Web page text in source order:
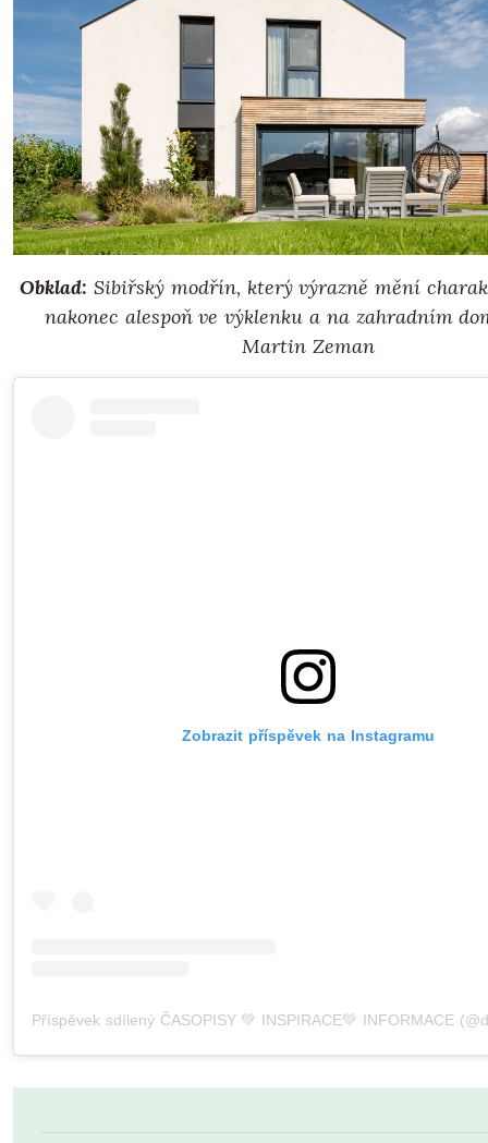
Obklad: Sibiřský modřín, který výrazně mění
nakonec alespoň ve výklenku a na zahradním
Martin Zeman
Zobrazit příspěvek na Instagramu